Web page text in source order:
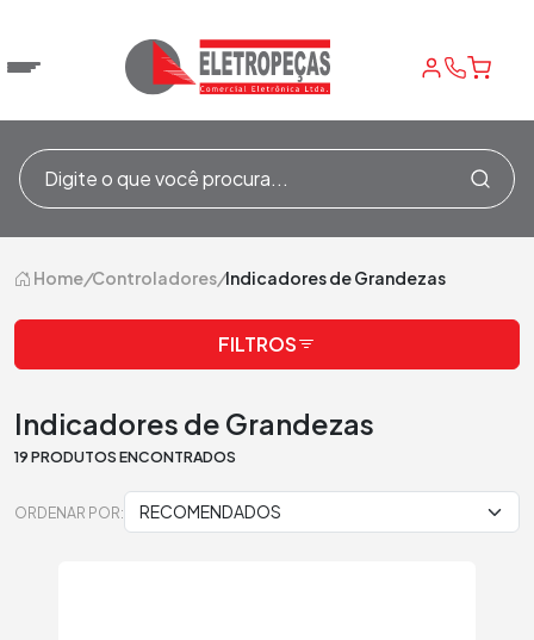
Home/Controladores/Indicadores de Grandezas
FILTROS
Indicadores de Grandezas
19 PRODUTOS ENCONTRADOS
ORDENAR POR: